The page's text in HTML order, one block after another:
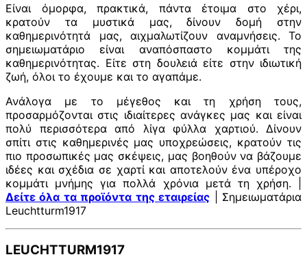
Είναι όμορφα, πρακτικά, πάντα έτοιμα στο χέρι,
κρατούν τα μυστικά μας, δίνουν δομή στην
καθημερινότητά μας, αιχμαλωτίζουν αναμνήσεις. Το
σημειωματάριο είναι αναπόσπαστο κομμάτι της
καθημερινότητας. Είτε στη δουλειά είτε στην ιδιωτική
ζωή, όλοι το έχουμε και το αγαπάμε.
Ανάλογα με το μέγεθος και τη χρήση τους,
προσαρμόζονται στις ιδιαίτερες ανάγκες μας και είναι
πολύ περισσότερα από λίγα φύλλα χαρτιού. Δίνουν
σπίτι στις καθημερινές μας υποχρεώσεις, κρατούν τις
πιο προσωπικές μας σκέψεις, μας βοηθούν να βάζουμε
ιδέες και σχέδια σε χαρτί και αποτελούν ένα υπέροχο
κομμάτι μνήμης για πολλά χρόνια μετά τη χρήση. |
Δείτε όλα τα προϊόντα της εταιρείας | Σημειωματάρια
Leuchtturm1917
LEUCHTTURM1917